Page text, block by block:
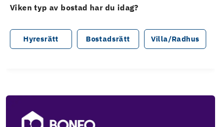
Viken typ av bostad har du idag?
Hyresrätt Bostadsrätt Villa/Radhus